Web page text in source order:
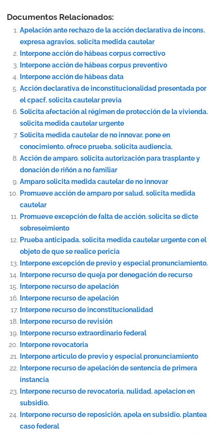
Documentos Relacionados:
Apelación ante rechazo de la acción declarativa de incons.
expresa agravios. solicita medida cautelar
Interpone acción de hábeas corpus correctivo
Interpone acción de hábeas corpus preventivo
Interpone acción de hábeas data
Acción declarativa de inconstitucionalidad presentada por
el cpacf. solicita cautelar previa
Solicita afectación al régimen de protección de la vivienda.
solicita medida cautelar urgente
Solicita medida cautelar de no innovar. pone en
conocimiento. ofrece prueba. solicita audiencia.
Acción de amparo. solicita autorización para trasplante y
donación de riñón a no familiar
Amparo solicita medida cautelar de no innovar
Promueve acción de amparo por salud. solicita medida
cautelar
Promueve excepción de falta de acción. solicita se dicte
sobreseimiento
Prueba anticipada. solicita medida cautelar urgente con el
objeto de que se realice pericia
Interpone excepción de previo y especial pronunciamiento.
Interpone recurso de queja por denegación de recurso
Interpone recurso de apelación
Interpone recurso de apelación
Interpone recurso de inconstitucionalidad
Interpone recurso de revisión
Interpone recurso extraordinario federal
Interpone revocatoria
Interpone articulo de previo y especial pronunciamiento
Interpone recurso de apelación de sentencia de primera
instancia
Interpone recurso de revocatoria. nulidad. apelacion en
subsidio.
Interpone recurso de reposición. apela en subsidio. plantea
caso federal